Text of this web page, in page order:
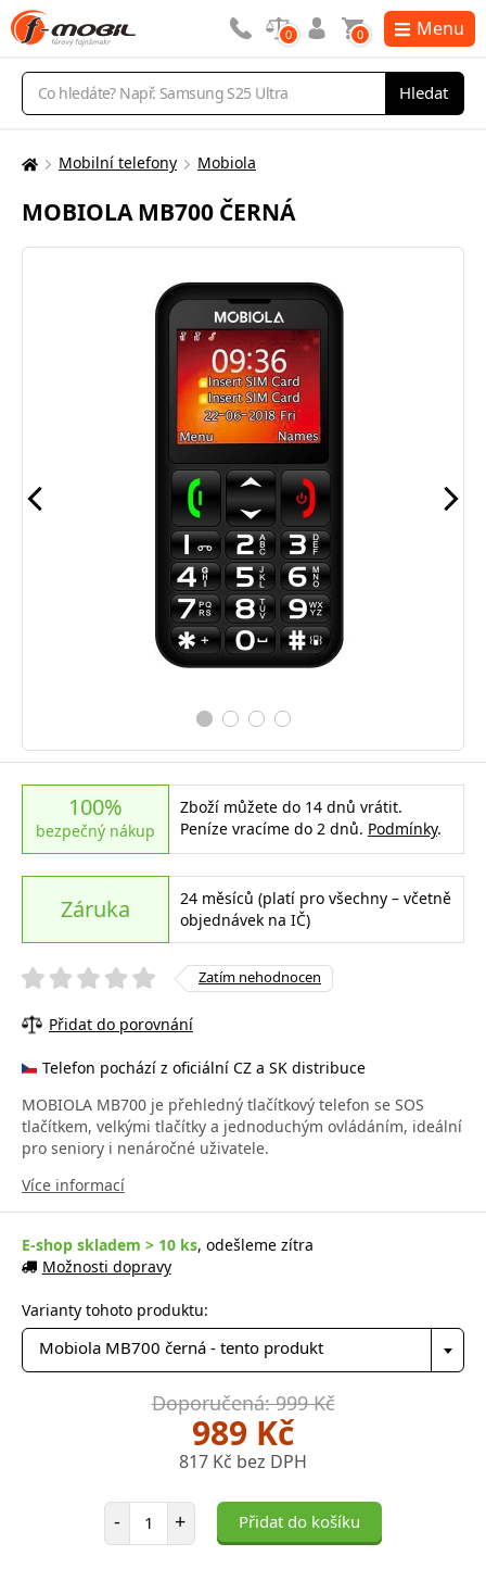
Vyhledávání
Hledat
0 0 Menu
Zde
nacházíte:
Mobilní telefony Mobiola
MOBIOLA MB700 ČERNÁ
100%
bezpečný nákup
Zboží můžete do 14 dnů vrátit.
Peníze vracíme do 2 dnů. Podmínky.
Záruka
24 měsíců (platí pro všechny – včetně
objednávek na IČ)
Zatím nehodnocen
Přidat do porovnání
Telefon pochází z oficiální CZ a SK distribuce
MOBIOLA MB700 je přehledný tlačítkový telefon se SOS
tlačítkem, velkými tlačítky a jednoduchým ovládáním, ideální
pro seniory i nenáročné uživatele.
Více informací
E-shop skladem > 10 ks, odešleme zítra
Možnosti dopravy
Varianty tohoto produktu:
Mobiola MB700 černá - tento produkt
Doporučená: 999 Kč
989 Kč
817 Kč bez DPH
- Počet položek
+ Přidat do košíku